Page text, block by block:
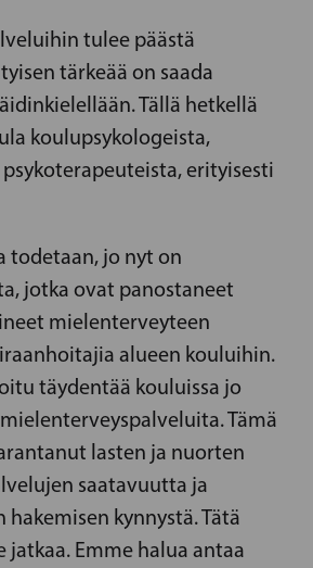
tulee päästä
tärkeää on saada
Tällä hetkellä
koulupsykologeista,
erityisesti
todetaan, jo nyt on
jotka ovat panostaneet
mielenterveyteen
alueen kouluihin.
täydentää kouluissa jo
Tämä
lasten ja nuorten
saatavuutta ja
kynnystä. Tätä
jatkaa. Emme halua antaa